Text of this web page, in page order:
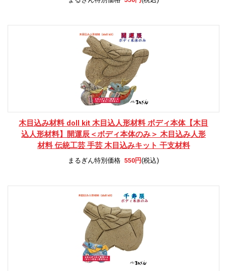
木目込み材料 doll kit 木目込人形材料 ボディ本体【木目
込人形材料】開運辰＜ボディ本体のみ＞ 木目込み人形
材料 伝統工芸 手芸 木目込みキット 干支材料
まるぎん特別価格 550円(税込)